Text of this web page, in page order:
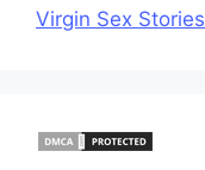
Virgin Sex Stories